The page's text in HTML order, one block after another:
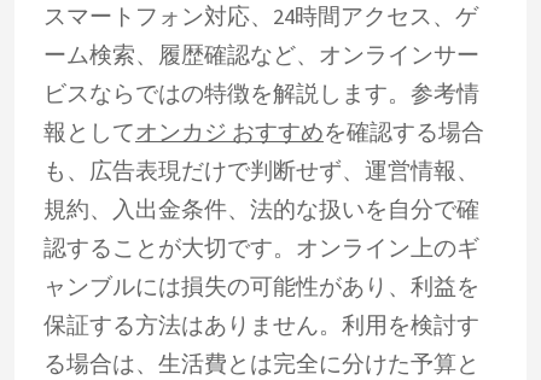
スマートフォン対応、24時間アクセス、ゲ
ーム検索、履歴確認など、オンラインサー
ビスならではの特徴を解説します。参考情
報としてオンカジ おすすめを確認する場合
も、広告表現だけで判断せず、運営情報、
規約、入出金条件、法的な扱いを自分で確
認することが大切です。オンライン上のギ
ャンブルには損失の可能性があり、利益を
保証する方法はありません。利用を検討す
る場合は、生活費とは完全に分けた予算と